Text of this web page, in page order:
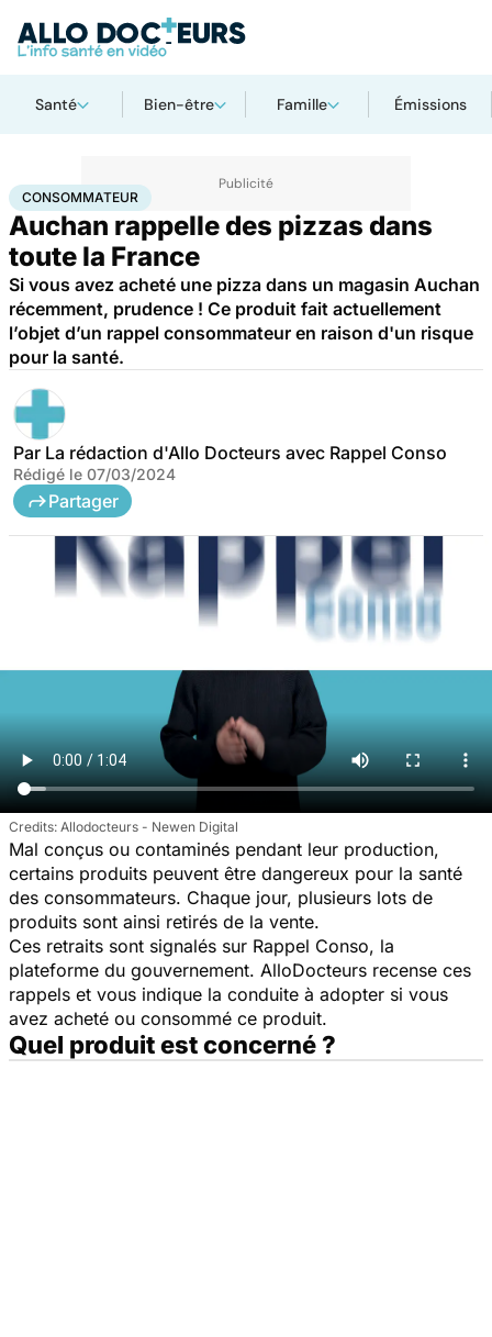
Santé Bien-être Famille Émissions
AccueilSantéConsommateur
CONSOMMATEUR
Auchan rappelle des pizzas dans
toute la France
Si vous avez acheté une pizza dans un magasin Auchan
récemment, prudence ! Ce produit fait actuellement
l’objet d’un rappel consommateur en raison d'un risque
pour la santé.
Par La rédaction d'Allo Docteurs avec Rappel Conso
Rédigé le 07/03/2024
Partager
Allodocteurs - Newen Digital
Mal conçus ou contaminés pendant leur production,
certains produits peuvent être dangereux pour la santé
des consommateurs. Chaque jour, plusieurs lots de
produits sont ainsi retirés de la vente.
Ces retraits sont signalés sur Rappel Conso, la
plateforme du gouvernement. AlloDocteurs recense ces
rappels et vous indique la conduite à adopter si vous
avez acheté ou consommé ce produit.
Quel produit est concerné ?